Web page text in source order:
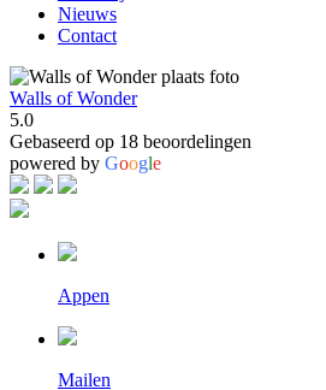
Nieuws
Contact
Walls of Wonder
5.0
Gebaseerd op 18 beoordelingen
powered by Google
Appen
Mailen